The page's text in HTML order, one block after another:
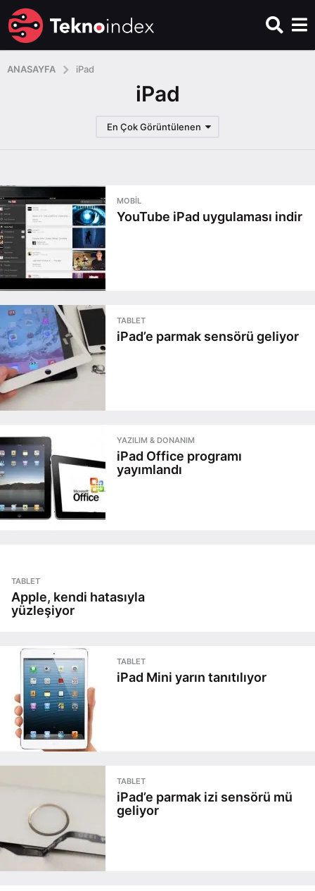
ANASAYFA iPad
iPad
En Çok Görüntülenen
MOBIL
YouTube iPad uygulaması indir
TABLET
iPad’e parmak sensörü geliyor
YAZILIM & DONANIM
iPad Office programı
yayımlandı
TABLET
Apple, kendi hatasıyla
yüzleşiyor
TABLET
iPad Mini yarın tanıtılıyor
TABLET
iPad’e parmak izi sensörü mü
geliyor